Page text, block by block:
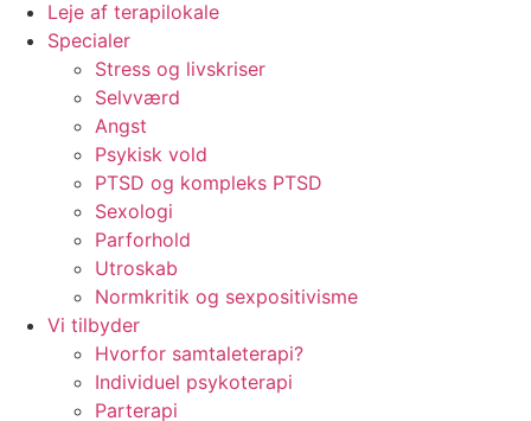
Leje af terapilokale
Specialer
Stress og livskriser
Selvværd
Angst
Psykisk vold
PTSD og kompleks PTSD
Sexologi
Parforhold
Utroskab
Normkritik og sexpositivisme
Vi tilbyder
Hvorfor samtaleterapi?
Individuel psykoterapi
Parterapi